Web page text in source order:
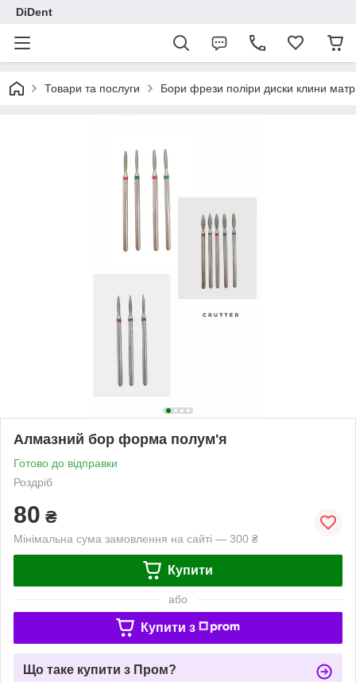
DiDent
Товари та послуги Бори фрези поліри диски клини
Алмазний бор форма полум'я
Готово до відправки
Роздріб
80 ₴
Мінімальна сума замовлення на сайті — 300 ₴
Купити
або
Купити з
Що таке купити з Пром?